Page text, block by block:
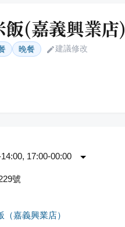
(嘉義興業店)
晚餐 建議修改
17:00-00:00
號
嘉義興業店）